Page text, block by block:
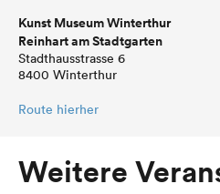
Kunst Museum Winterthur
Reinhart am Stadtgarten
Stadthausstrasse 6
8400 Winterthur
Route hierher
Weitere